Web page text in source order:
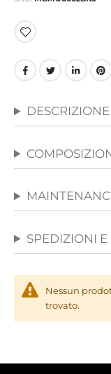
DESCRIZIONE
SPEDIZIONI E
Nessun
trovato.